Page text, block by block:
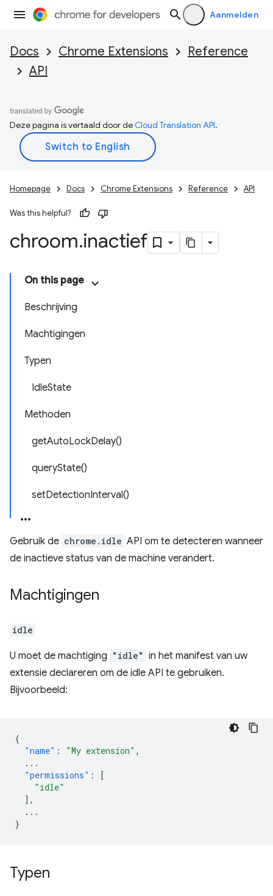
Aanmelden
Docs Chrome Extensions
Reference
API
Deze pagina is vertaald door deCloud Translation API.
Homepage Docs Chrome Extensions Reference API
Was this helpful?
chroom.inactief
On this page
Beschrijving
Machtigingen
Typen
IdleState
Methoden
getAutoLockDelay()
queryState()
setDetectionInterval()
Gebruik de chrome.idle API om te detecteren wanneer
de inactieve status van de machine verandert.
Machtigingen
idle
U moet de machtiging "idle" in het manifest van uw
extensie declareren om de idle API te gebruiken.
Bijvoorbeeld:
{
"name" : "My extension" ,
...
"permissions" :
[
"idle"
],
...
}
Typen